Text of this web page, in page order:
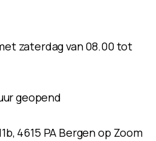
zaterdag van 08.00 tot
geopend
4615 PA Bergen op Zoom